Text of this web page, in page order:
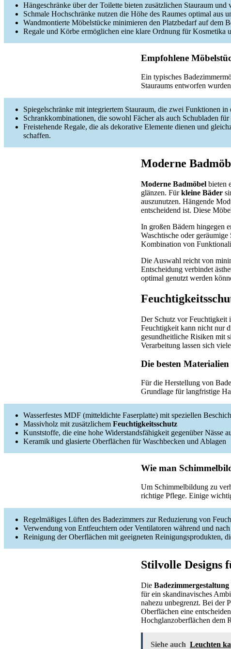
Hängeschränke über der Toilette bieten zusätzlichen Stauraum
Schmale Hochschränke nutzen die Höhe des Raumes optimal aus
Wandmontierte Möbelstücke minimieren den Platzbedarf auf dem
Regale und Körbe ermöglichen eine klare Ordnung für Kosmetika
Empfohlene
Ein typisches
Stauraums entworfen
Spiegelschränke mit integriertem Stauraum, die zwei Funktionen
Schrankkombinationen, die sowohl Fächer als auch Schubladen
Freistehende Regale, die als dekorative Elemente dienen und
schaffen.
Moderne
Moderne Badmöbel bieten
glänzen. Fürkleine Bäder
auszunutzen. Hängende
entscheidend ist. Diese
In großen Bädern hingegen
Waschtische oder
Kombination von
Die Auswahl reicht von
Entscheidung verbindet
optimal genutzt werden
Der Schutz vor Feuchtigkeit
Feuchtigkeit kann nicht nur
gesundheitliche Risiken mit
Verarbeitung lassen sich
Die besten
Für die Herstellung von
Grundlage für langfristige
Wasserfestes MDF (mitteldichte Faserplatte) mit speziellen
Massivholz mit zusätzlichem Feuchtigkeitsschutz
Kunststoffe, die eine hohe Widerstandsfähigkeit gegenüber Nässe
Keramik und glasierte Oberflächen für Waschbecken und Ablagen
Wie man
Um Schimmelbildung zu
richtige Pflege. Einige
Regelmäßiges Lüften des Badezimmers zur Reduzierung von
Verwendung von Entfeuchtern oder Ventilatoren während und
Reinigung der Oberflächen mit geeigneten Reinigungsprodukten,
Stilvolle Designs
Die Badezimmergestaltung
für ein skandinavisches
nahezu unbegrenzt. Bei der
Oberflächen eine
Hochglanzoberflächen dem
Siehe auch Leuchten